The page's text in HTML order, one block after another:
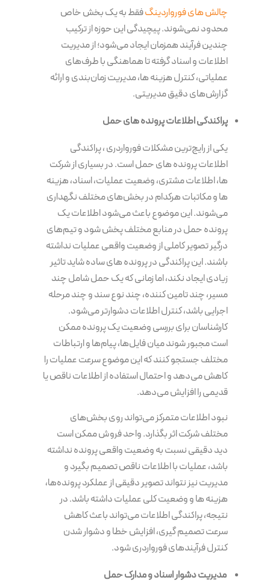
چالش های فورواردینگفقط به یک بخش خاص
محدود نمی‌شوند. پیچیدگی این حوزه از ترکیب
چندین فرآیند همزمان ایجاد می‌شود؛ از مدیریت
اطلاعات و اسناد گرفته تا هماهنگی با طرف‌های
عملیاتی، کنترل هزینه ها، مدیریت زمان‌بندی و ارائه
گزارش‌های دقیق مدیریتی.
پراکندگی اطلاعات پرونده های حمل
یکی از رایج‌ترین مشکلات فورواردری ، پراکندگی
اطلاعات پرونده های حمل است. در بسیاری از شرکت
ها، اطلاعات مشتری، وضعیت عملیات، اسناد، هزینه
ها و مکاتبات هرکدام در بخش‌های مختلف نگهداری
می‌شوند. این موضوع باعث می‌شود اطلاعات یک
پرونده حمل در منابع مختلف پخش شود و تیم‌های
درگیر تصویر کاملی از وضعیت واقعی عملیات نداشته
باشند. این پراکندگی در پرونده های ساده شاید تاثیر
زیادی ایجاد نکند، اما زمانی که یک حمل شامل چند
مسیر، چند تامین کننده، چند نوع سند و چند مرحله
اجرایی باشد، کنترل اطلاعات دشوارتر می‌شود.
کارشناسان برای بررسی وضعیت یک پرونده ممکن
است مجبور شوند میان فایل‌ها، پیام‌ها و ارتباطات
مختلف جستجو کنند که این موضوع سرعت عملیات را
کاهش می‌دهد و احتمال استفاده از اطلاعات ناقص یا
قدیمی را افزایش می‌دهد.
نبود اطلاعات متمرکز می‌تواند روی بخش‌های
مختلف شرکت اثر بگذارد. واحد فروش ممکن است
دید دقیقی نسبت به وضعیت واقعی پرونده نداشته
باشد، عملیات با اطلاعات ناقص تصمیم بگیرد و
مدیریت نیز نتواند تصویر دقیقی از عملکرد پرونده‌ها،
هزینه ها و وضعیت کلی عملیات داشته باشد. در
نتیجه، پراکندگی اطلاعات می‌تواند باعث کاهش
سرعت تصمیم گیری، افزایش خطا و دشوار شدن
کنترل فرآیندهای فورواردری شود.
مدیریت دشوار اسناد و مدارک حمل